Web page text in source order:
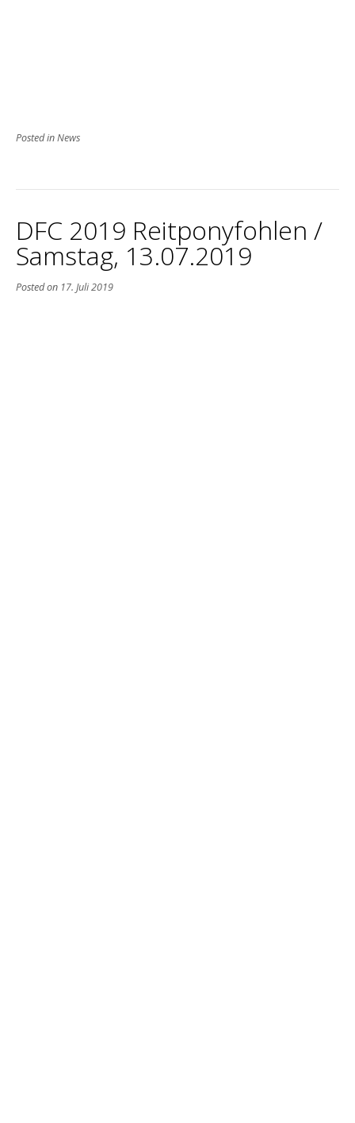
Posted inNews
DFC 2019 Reitponyfohlen /
Samstag, 13.07.2019
Posted on 17. Juli 2019